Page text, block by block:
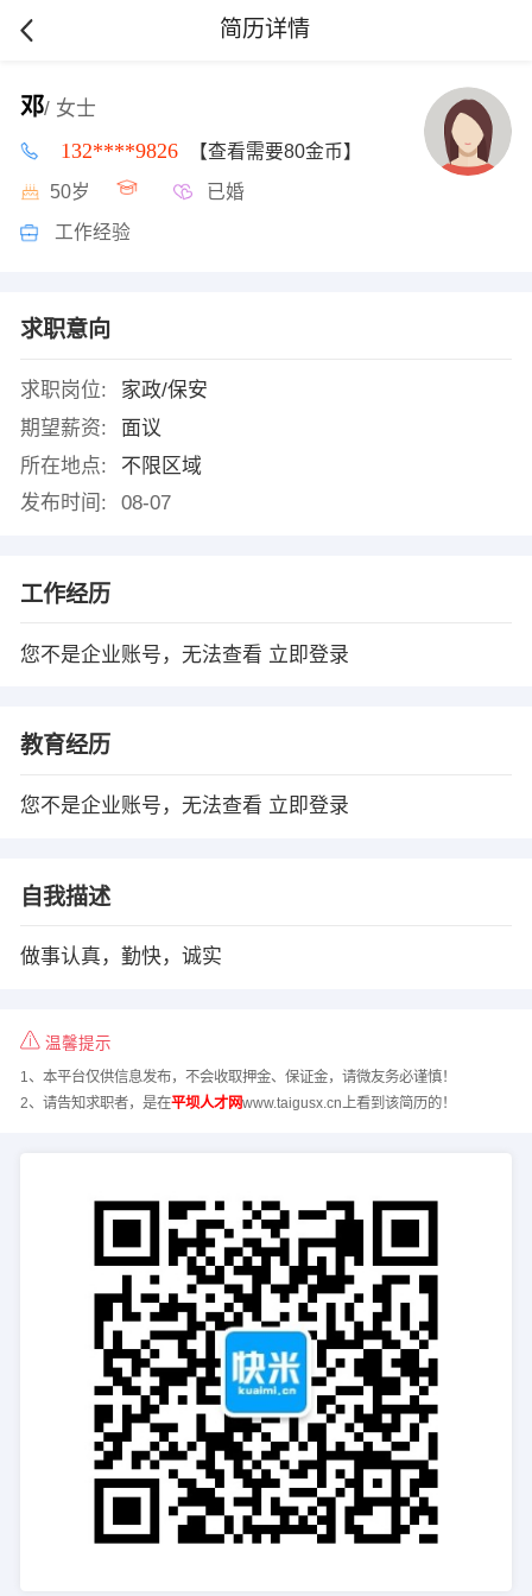
简历详情
邓/ 女士
132****9826 【查看需要80金币】
50岁 已婚
工作经验
求职意向
求职岗位:
家政/保安
期望薪资:
面议
所在地点:
不限区域
发布时间:
08-07
工作经历
您不是企业账号，无法查看 立即登录
教育经历
您不是企业账号，无法查看 立即登录
自我描述
做事认真，勤快，诚实
温馨提示
1、本平台仅供信息发布，不会收取押金、保证金，请微友务必谨慎！
2、请告知求职者，是在平坝人才网www.taigusx.cn上看到该简历的！